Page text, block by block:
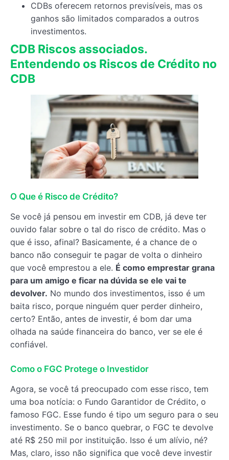
CDBs oferecem retornos previsíveis, mas os
ganhos são limitados comparados a outros
investimentos.
CDB Riscos associados.
Entendendo os Riscos de Crédito no
CDB
O Que é Risco de Crédito?
Se você já pensou em investir em CDB, já deve ter
ouvido falar sobre o tal do risco de crédito. Mas o
que é isso, afinal? Basicamente, é a chance de o
banco não conseguir te pagar de volta o dinheiro
que você emprestou a ele. É como emprestar grana
para um amigo e ficar na dúvida se ele vai te
devolver. No mundo dos investimentos, isso é um
baita risco, porque ninguém quer perder dinheiro,
certo? Então, antes de investir, é bom dar uma
olhada na saúde financeira do banco, ver se ele é
confiável.
Como o FGC Protege o Investidor
Agora, se você tá preocupado com esse risco, tem
uma boa notícia: o Fundo Garantidor de Crédito, o
famoso FGC. Esse fundo é tipo um seguro para o seu
investimento. Se o banco quebrar, o FGC te devolve
até R$ 250 mil por instituição. Isso é um alívio, né?
Mas, claro, isso não significa que você deve investir